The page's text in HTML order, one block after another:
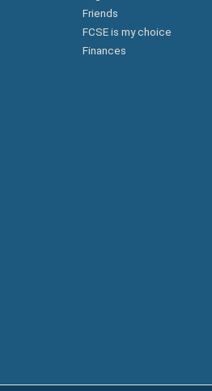
Friends
FCSE is my choice
Finances